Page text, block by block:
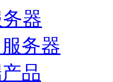
器
务器
品